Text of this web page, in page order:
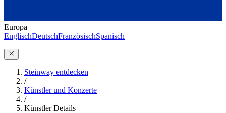
Europa
EnglischDeutschFranzösischSpanisch
Steinway entdecken
/
Künstler und Konzerte
/
Künstler Details